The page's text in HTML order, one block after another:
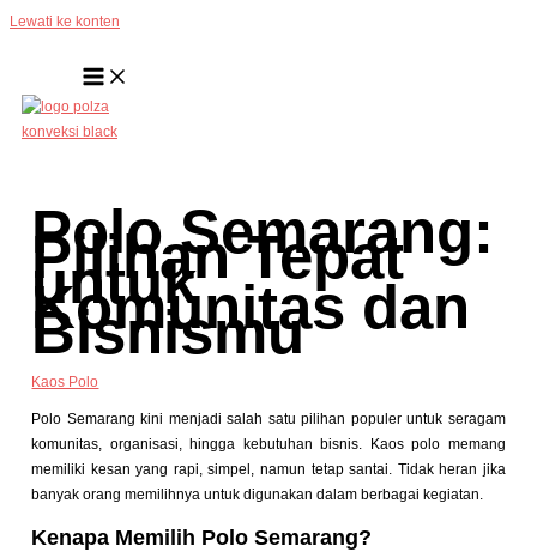
Lewati ke konten
Polo Semarang:
Pilihan Tepat
untuk
Komunitas dan
Bisnismu
Kaos Polo
Polo Semarang kini menjadi salah satu pilihan populer untuk seragam
komunitas, organisasi, hingga kebutuhan bisnis. Kaos polo memang
memiliki kesan yang rapi, simpel, namun tetap santai. Tidak heran jika
banyak orang memilihnya untuk digunakan dalam berbagai kegiatan.
Kenapa Memilih Polo Semarang?